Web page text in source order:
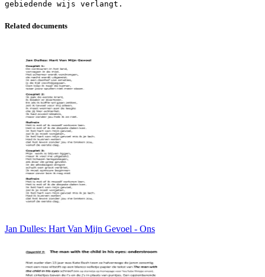
Related documents
Jan Dulles: Hart Van Mijn Gevoel - Ons